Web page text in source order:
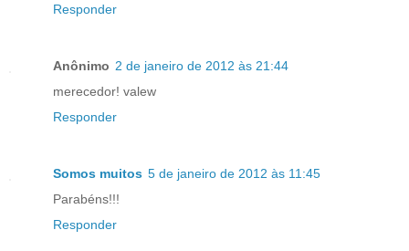
Responder
Anônimo 2 de janeiro de 2012 às 21:44
merecedor! valew
Responder
Somos muitos 5 de janeiro de 2012 às 11:45
Parabéns!!!
Responder